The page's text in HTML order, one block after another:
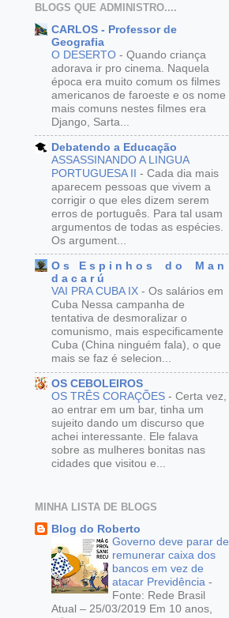
BLOGS QUE ADMINISTRO....
CARLOS - Professor de
Geografia
O DESERTO - Quando criança
adorava ir pro cinema. Naquela
época era muito comum os filmes
americanos de faroeste e os nome
mais comuns nestes filmes era
Django, Sarta...
Debatendo a Educação
ASSASSINANDO A LINGUA
PORTUGUESA II - Cada dia mais
aparecem pessoas que vivem a
corrigir o que eles dizem serem
erros de português. Para tal usam
argumentos de todas as espécies.
Os argument...
O s E s p i n h o s d o M a n
d a c a r ú
VAI PRA CUBA IX - Os salários em
Cuba Nessa campanha de
tentativa de desmoralizar o
comunismo, mais especificamente
Cuba (China ninguém fala), o que
mais se faz é selecion...
OS CEBOLEIROS
OS TRÊS CORAÇÕES - Certa vez,
ao entrar em um bar, tinha um
sujeito dando um discurso que
achei interessante. Ele falava
sobre as mulheres bonitas nas
cidades que visitou e...
MINHA LISTA DE BLOGS
Blog do Roberto
Governo deve parar de
remunerar caixa dos
bancos em vez de
atacar Previdência -
Fonte: Rede Brasil
Atual – 25/03/2019 Em 10 anos,